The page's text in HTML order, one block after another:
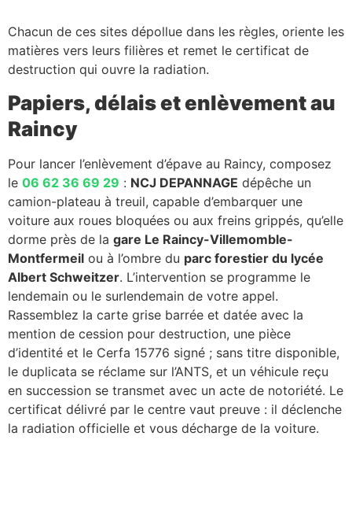
Chacun de ces sites dépollue dans les règles, oriente les
matières vers leurs filières et remet le certificat de
destruction qui ouvre la radiation.
Papiers, délais et enlèvement au
Raincy
Pour lancer l’enlèvement d’épave au Raincy, composez
le 06 62 36 69 29 : NCJ DEPANNAGE dépêche un
camion-plateau à treuil, capable d’embarquer une
voiture aux roues bloquées ou aux freins grippés, qu’elle
dorme près de la gare Le Raincy-Villemomble-
Montfermeil ou à l’ombre du parc forestier du lycée
Albert Schweitzer. L’intervention se programme le
lendemain ou le surlendemain de votre appel.
Rassemblez la carte grise barrée et datée avec la
mention de cession pour destruction, une pièce
d’identité et le Cerfa 15776 signé ; sans titre disponible,
le duplicata se réclame sur l’ANTS, et un véhicule reçu
en succession se transmet avec un acte de notoriété. Le
certificat délivré par le centre vaut preuve : il déclenche
la radiation officielle et vous décharge de la voiture.